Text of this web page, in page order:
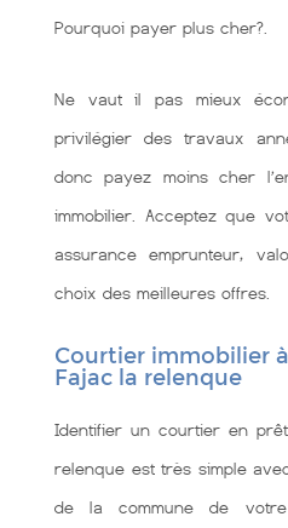
Pourquoi payer plus cher?.
Ne vaut il pas mieux
privilégier des travaux
donc payez moins cher
immobilier. Acceptez que
assurance emprunteur,
choix des meilleures offres.
Courtier immobilier
Fajac la relenque
Identifier un courtier en
relenque est très simple
de la commune de